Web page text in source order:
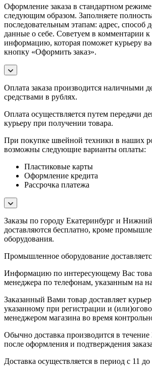
Оформление заказа в стандартном
следующим образом. Заполняете
последовательным этапам: адрес, способ
данные о себе. Советуем в комментарии к
информацию, которая поможет курьеру
кнопку «Оформить заказ».
Оплата заказа производится наличными
средствами в рублях.
Оплата осуществляется путем передачи
курьеру при получении товара.
При покупке швейной техники в наших
возможны следующие варианты оплаты:
Пластиковые карты
Оформление кредита
Рассрочка платежа
Заказы по городу Екатеринбург и
доставляются бесплатно, кроме
оборудования.
Промышленное оборудование
Информацию по интересующему Вас
менеджера по телефонам, указанным на
Заказанный Вами товар доставляет
указанному при регистрации и
менеджером магазина во время
Обычно доставка производится в
после оформления и подтверждения
Доставка осуществляется в период с 11 до